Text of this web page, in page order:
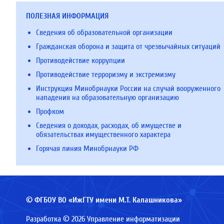
ПОЛЕЗНАЯ ИНФОРМАЦИЯ
Сведения об образовательной организации
Гражданская оборона и защита от чрезвычайных ситуаций
Противодействие коррупции
Противодействие терроризму и экстремизму
Инструкция Минобрнауки России на случай вооруженного
нападения на образовательную организацию
Профком
Сведения о доходах, расходах, об имуществе и
обязательствах имущественного характера
Горячая линия Минобрнауки РФ
© ФГБОУ ВО «ИжГТУ имени М.Т. Калашникова»
Разработка © 2026 Управление информатизации